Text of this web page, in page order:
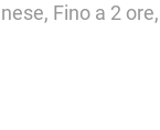
Fino a 2